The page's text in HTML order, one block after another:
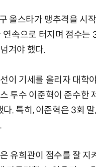
올스타가 맹추격을 시
연속으로 터지며 점수
겨야 했다.
이 기세를 올리자 대학
투수 이준혁이 준수한
다. 특히, 이준혁은 3회
유희관이 점수를 잘